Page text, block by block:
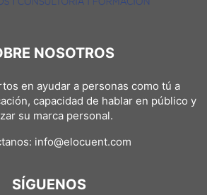
NOSOTROS
en ayudar a personas como tú a
capacidad de hablar en público y
su marca personal.
info@elocuent.com
SÍGUENOS